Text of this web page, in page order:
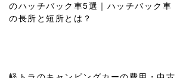
のハッチバック車5選｜ハッチバック車
の長所と短所とは？